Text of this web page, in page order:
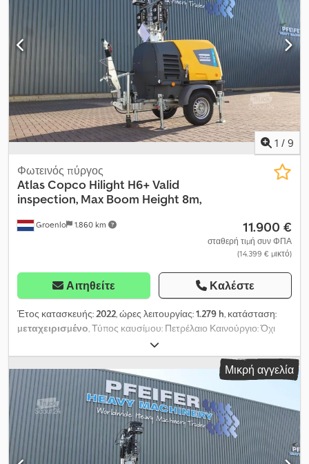
1 / 9
Groenlo 1.860 km
Φωτεινός πύργος
Atlas Copco Hilight H6+ Valid
inspection, Max Boom Height 8m,
11.900 €
σταθερή τιμή συν ΦΠΑ
(14.399 € μικτό)
Αιτηθείτε Καλέστε
Έτος κατασκευής: 2022, ώρες λειτουργίας:1.279 h, κατάσταση:
μεταχειρισμένο , Τύπος καυσίμου: Πετρέλαιο Καινούργιο: Όχι
Χρήση: Κατασκευές Μάρκα κινητήρα: Kubota Διαστάσεις χώρου
φόρτωσης: 209 x 129 x 250 εκ Σειριακός αριθμός: ESF208511
Dsdoy Hbt Espfx Ahlewa Επικοινωνήστε με την PFEIFER GROUP
για περισσότερες πληροφορίες.
Μικρή αγγελία